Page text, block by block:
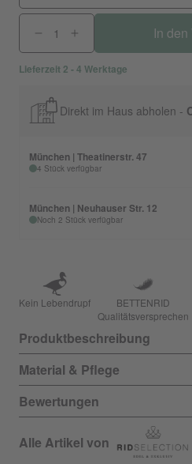
In
Lieferzeit 2 - 4 Werktage
Direkt im Haus abholen -
München | Theatinerstr. 47
4 Stück verfügbar
München | Neuhauser Str. 12
Noch 2 Stück verfügbar
Kein Lebendrupf
BETTENRID
Qualitätsversprechen
Produktbeschreibung
Material & Pflege
Bewertungen
Alle Artikel von